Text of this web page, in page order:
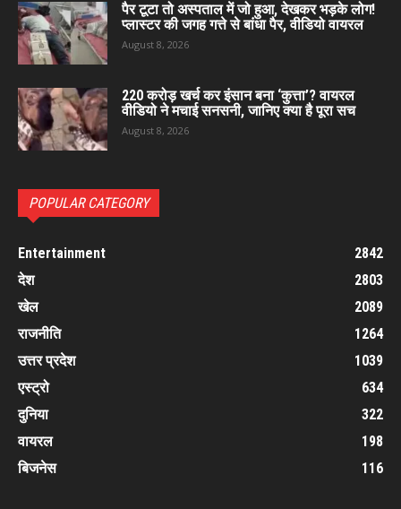
पैर टूटा तो अस्पताल में जो हुआ, देखकर भड़के लोग!
प्लास्टर की जगह गत्ते से बांधा पैर, वीडियो वायरल
August 8, 2026
220 करोड़ खर्च कर इंसान बना ‘कुत्ता’? वायरल
वीडियो ने मचाई सनसनी, जानिए क्या है पूरा सच
August 8, 2026
POPULAR CATEGORY
Entertainment
2842
देश
2803
खेल
2089
राजनीति
1264
उत्तर प्रदेश
1039
एस्ट्रो
634
दुनिया
322
वायरल
198
बिजनेस
116